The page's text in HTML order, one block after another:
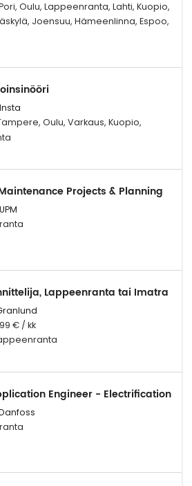
Oulu, Lappeenranta, Lahti, Kuopio,
Joensuu, Hämeenlinna, Espoo,
Insta
Oulu, Varkaus, Kuopio,
Projects & Planning
UPM
Lappeenranta tai Imatra
€ / kk
Engineer - Electrification